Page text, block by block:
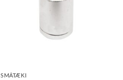
SMÁTÆKI